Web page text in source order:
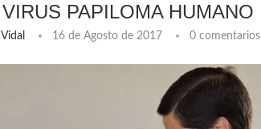
PAPILOMA HUMANO
16 de Agosto de 2017 0 comentarios